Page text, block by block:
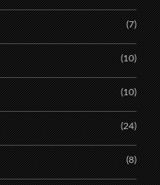
(7)
(10)
(10)
(24)
(8)